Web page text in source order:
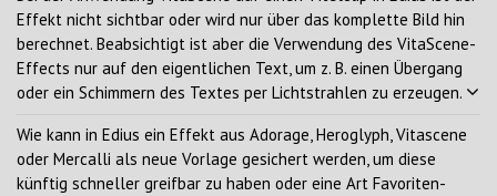
Effekt nicht sichtbar oder wird nur über das komplette Bild hin
berechnet. Beabsichtigt ist aber die Verwendung des VitaScene-
Effects nur auf den eigentlichen Text, um z. B. einen Übergang
oder ein Schimmern des Textes per Lichtstrahlen zu erzeugen.
Wie kann in Edius ein Effekt aus Adorage, Heroglyph, Vitascene
oder Mercalli als neue Vorlage gesichert werden, um diese
künftig schneller greifbar zu haben oder eine Art Favoriten-